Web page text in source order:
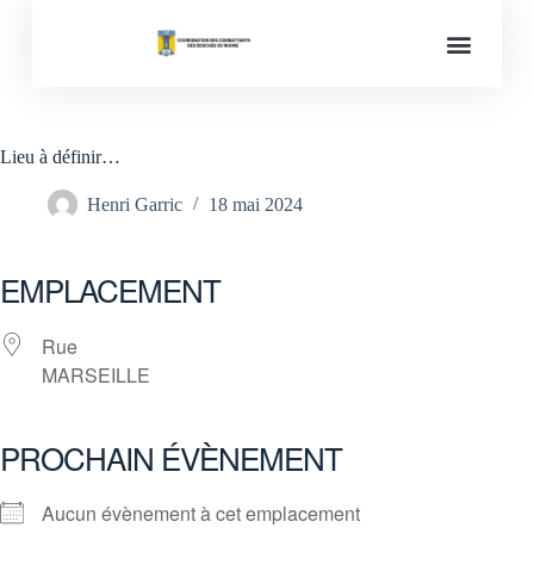
Lieu à définir…
Henri Garric 18 mai 2024
EMPLACEMENT
Rue
MARSEILLE
PROCHAIN ÉVÈNEMENT
Aucun évènement à cet emplacement